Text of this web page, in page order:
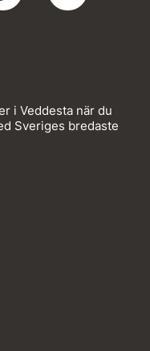
i Veddesta när du
Sveriges bredaste